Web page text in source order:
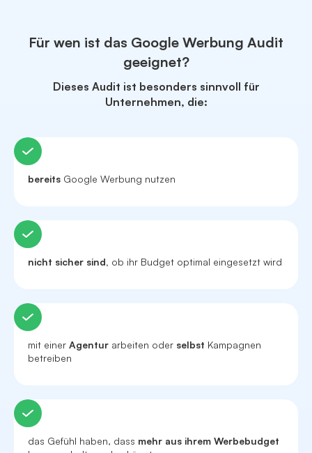
Für wen ist das Google Werbung Audit
geeignet?
Dieses Audit ist besonders sinnvoll für
Unternehmen, die:
bereits Google Werbung nutzen
nicht sicher sind, ob ihr Budget optimal eingesetzt wird
mit einer Agentur arbeiten oder selbst Kampagnen
betreiben
das Gefühl haben, dass mehr aus ihrem Werbebudget